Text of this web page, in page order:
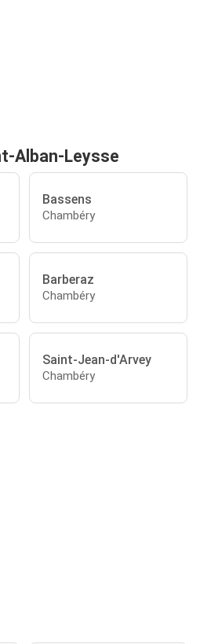
Alban-Leysse
Bassens
Chambéry
Barberaz
Chambéry
Saint-Jean-d'Arvey
Chambéry